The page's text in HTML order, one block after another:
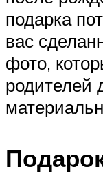
подарка
вас
фото,
родителей